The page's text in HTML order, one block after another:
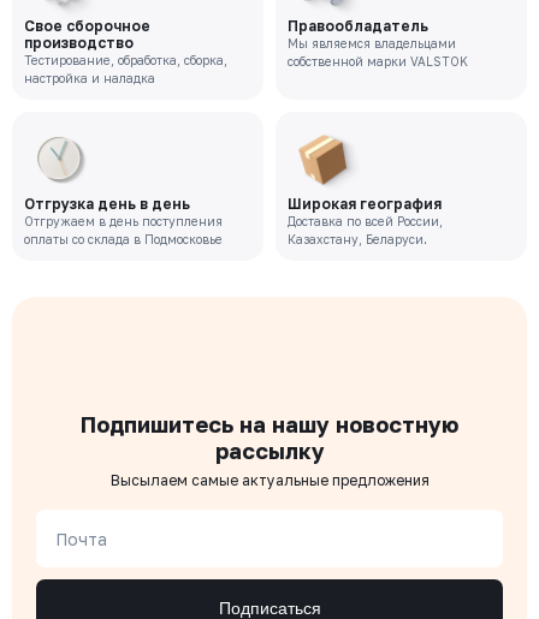
Свое сборочное
производство
Тестирование, обработка, сборка,
настройка и наладка
Правообладатель
Мы являемся владельцами
собственной марки VALSTOK
Отгрузка день в день
Отгружаем в день поступления
оплаты со склада в Подмосковье
Широкая география
Доставка по всей России,
Казахстану, Беларуси.
Подпишитесь на нашу новостную
рассылку
Высылаем самые актуальные предложения
Почта
Подписаться